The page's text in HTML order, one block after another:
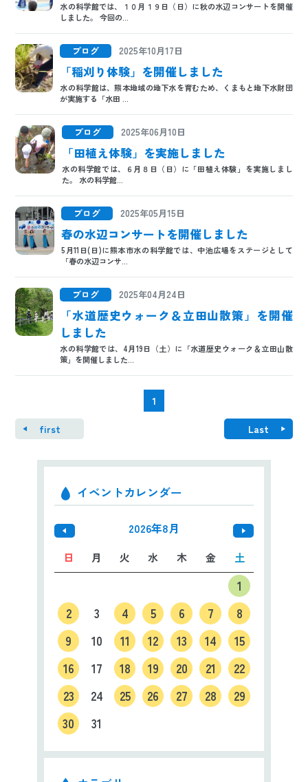
水の科学館では、１０月１９日（日）に秋の水辺コンサートを開催
しました。 今回の...
ブログ 2025年10月17日
「稲刈り体験」を開催しました
水の科学館は、熊本地域の地下水を育むため、くまもと地下水財団
が実施する「水田 ...
ブログ 2025年06月10日
「田植え体験」を実施しました
水の科学館では、６月８日（日）に「田植え体験」を実施しまし
た。 水の科学館...
ブログ 2025年05月15日
春の水辺コンサートを開催しました
5月11日(日)に熊本市水の科学館では、中池広場をステージとして
「春の水辺コンサ...
ブログ 2025年04月24日
「水道歴史ウォーク＆立田山散策」を開催
しました
水の科学館では、4月19日（土）に「水道歴史ウォーク＆立田山散
策」を開催しました...
first
1
Last
イベントカレンダー
2026年8月
日 月 火 水 木 金 土
1
2
3 4 5 6 7
8
9
10 11 12 13 14
15
16
17 18 19 20 21
22
23
24 25 26 27 28
29
30
31